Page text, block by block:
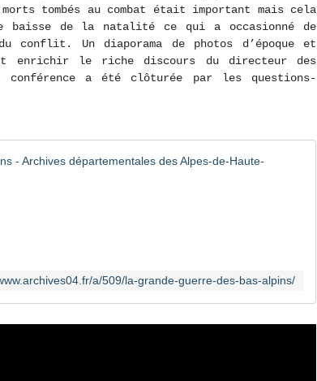
tombés au combat était important mais cela
baisse de la natalité ce qui a occasionné de
conflit. Un diaporama de photos d’époque et
enrichir le riche discours du directeur des
conférence a été clôturée par les questions-
r
a/509/la-grande-guerre-des-bas-alpins/